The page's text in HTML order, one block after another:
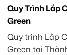
Quy Trình Lắp
Green
Quy trình Lắp
Green tại